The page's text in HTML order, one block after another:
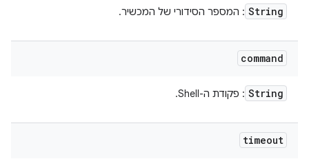
String : המספר הסידורי של המכשיר.
command
String : פקודת ה-Shell.
timeout